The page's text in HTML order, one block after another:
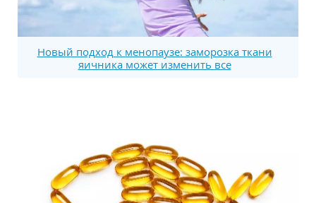
Новый подход к менопаузе: заморозка ткани
яичника может изменить все